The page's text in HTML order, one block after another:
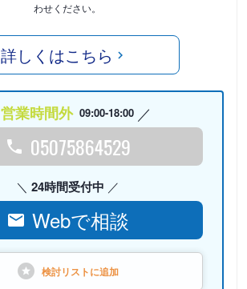
わせください。
詳しくはこちら
営業時間外 09:00-18:00
05075864529
24時間受付中
Webで相談
検討リストに追加